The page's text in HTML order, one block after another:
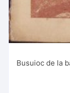
Busuioc de la